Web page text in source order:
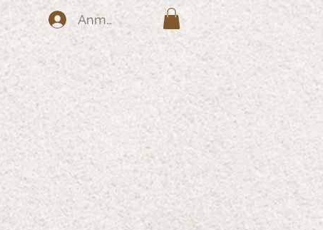
Anmelden